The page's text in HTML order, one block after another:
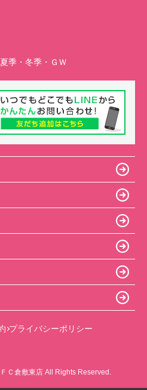
季・冬季・ＧＷ
プライバシーポリシー
Ｃ倉敷東店 All Rights Reserved.